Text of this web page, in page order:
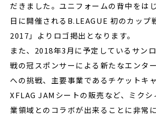
だきました。ユニフォームの背中をは
日に開催されるB.LEAGUE 初のカップ
2017」よりロゴ掲出となります。
また、2018年3月に予定しているサン
戦の冠スポンサーによる新たなエンタ
への挑戦、主要事業であるチケットキ
XFLAG JAMシートの販売など、ミク
業領域とのコラボが出来ることに非常